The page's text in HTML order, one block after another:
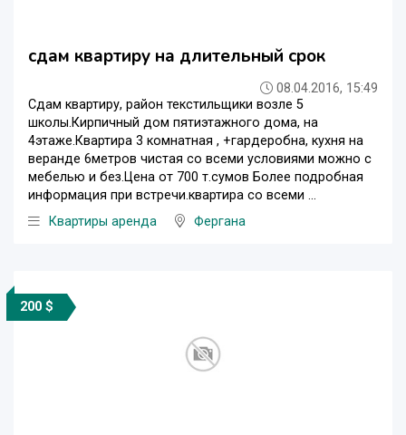
сдам квартиру на длительный срок
08.04.2016, 15:49
Сдам квартиру, район текстильщики возле 5
школы.Кирпичный дом пятиэтажного дома, на
4этаже.Квартира 3 комнатная , +гардеробна, кухня на
веранде 6метров чистая со всеми условиями можно с
мебелью и без.Цена от 700 т.сумов Более подробная
информация при встречи.квартира со всеми ...
Квартиры аренда
Фергана
200 $